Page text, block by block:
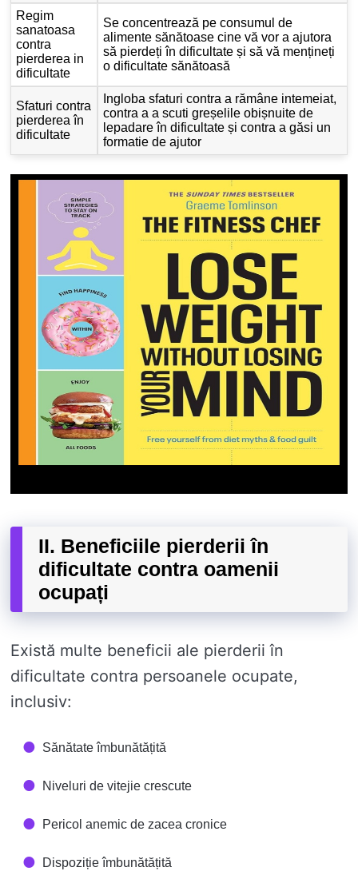
Regim
sanatoasa
contra
pierderea in
dificultate
Se concentrează pe consumul de
alimente sănătoase cine vă vor a ajutora
să pierdeți în dificultate și să vă mențineți
o dificultate sănătoasă
Sfaturi contra
pierderea în
dificultate
Ingloba sfaturi contra a rămâne intemeiat,
contra a a scuti greșelile obișnuite de
lepadare în dificultate și contra a găsi un
formatie de ajutor
II. Beneficiile pierderii în
dificultate contra oamenii
ocupați
Există multe beneficii ale pierderii în
dificultate contra persoanele ocupate,
inclusiv:
Sănătate îmbunătățită
Niveluri de vitejie crescute
Pericol anemic de zacea cronice
Dispoziție îmbunătățită